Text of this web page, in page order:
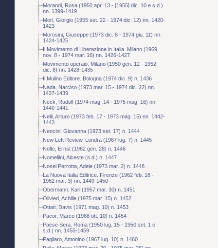
Morandi, Rosa (1950 apr. 13 - [1955] dic. 10 e s.d.)
nn. 1399-1419
Mori, Giorgio (1955 set. 22 - 1974 dic. 12) nn. 1420-
1423
Morosini, Giuseppe (1973 dic. 8 - 1974 giu. 11) nn.
1424-1425
Il Movimento di Liberazione in Italia. Milano (1969
nov. 8 - 1974 mar. 16) nn. 1426-1427
Movimento operaio. Milano (1950 gen. 12 - 1952
dic. 8) nn. 1428-1435
Il Mulino Editore. Bologna (1974 dic. 9) n. 1436
Nada, Narciso (1973 mar. 15 - 1974 dic. 22) nn.
1437-1439
Neck, Rudolf (1974 mag. 14 - 1975 mag. 16) nn.
1440-1441
Nelli, Arturo (1973 feb. 17 - 1973 mag. 15) nn. 1442-
1443
Nencini, Giovanna (1973 set. 17) n. 1444
New Left Review. Londra (1967 lug. 7) n. 1445
Nolte, Ernst (1962 gen. 28) n. 1446
Nomellini, Alceste (s.d.) n. 1447
Nosei Perrotta, Adele (1973 mar. 2) n. 1448
La Nuova Italia Editrice. Firenze (1962 feb. 18 -
1962 mar. 3) nn. 1449-1450
Obermann, Karl (1957 mar. 30) n. 1451
Olivieri, Achille (1975 mar. 15) n. 1452
Ottati, Davis (1971 mag. 10) n. 1453
Pacor, Marco (1968 ott. 10) n. 1454
Paese Sera. Roma (1950 lug. 15 - 1950 set. 1 e
s.d.) nn. 1455-1459
Pagliaro, Antonino (1967 lug. 10) n. 1460